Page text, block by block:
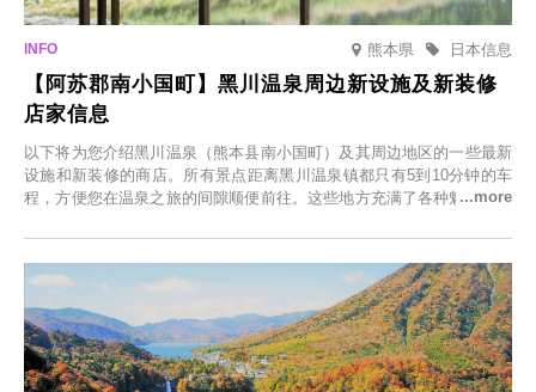
熊本県 日本信息
【阿苏郡南小国町】黑川温泉周边新设施及新装修
店家信息
以下将为您介绍黑川温泉（熊本县南小国町）及其周边地区的一些最新
设施和新装修的商店。所有景点距离黑川温泉镇都只有5到10分钟的车
程，方便您在温泉之旅的间隙顺便前往。这些地方充满了各种魅力，包
食材的餐厅。让您体验黑川温泉的全新乐趣。